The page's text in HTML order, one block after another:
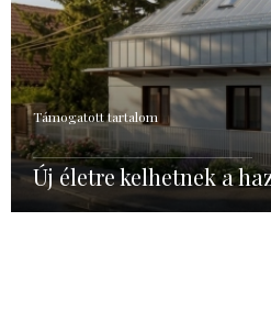
Támogatott tartalom
Új életre kelhetnek a